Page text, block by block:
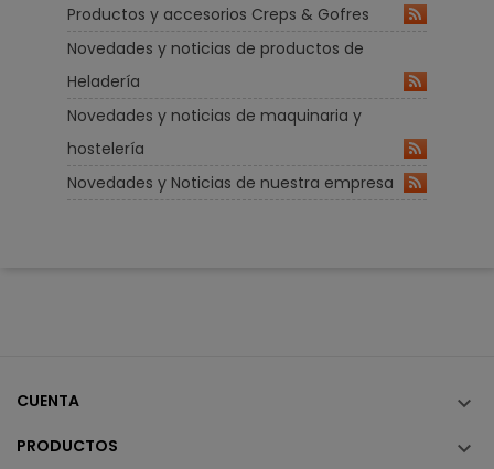
Productos y accesorios Creps & Gofres
Novedades y noticias de productos de
Heladería
Novedades y noticias de maquinaria y
hostelería
Novedades y Noticias de nuestra empresa
CUENTA 
PRODUCTOS 